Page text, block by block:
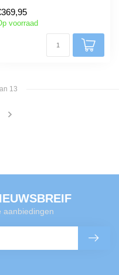
voorraad
13
aanbiedingen